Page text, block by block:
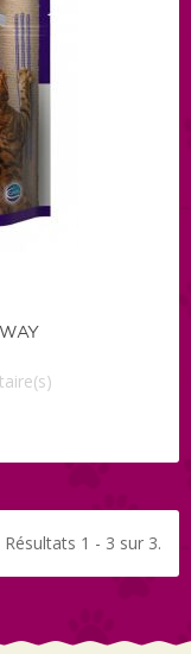
Résultats 1 - 3 sur 3.